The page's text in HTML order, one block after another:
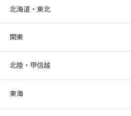
北海道・東北
関東
北陸・甲信越
東海